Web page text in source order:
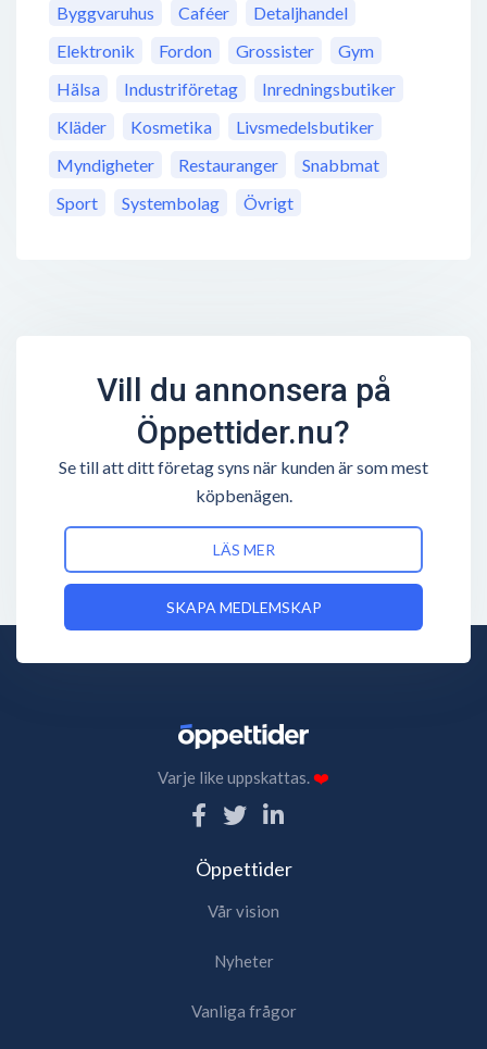
Byggvaruhus
Caféer
Detaljhandel
Elektronik
Fordon Grossister
Gym
Hälsa
Industriföretag
Inredningsbutiker
Kläder
Kosmetika
Livsmedelsbutiker
Myndigheter
Restauranger
Snabbmat
Sport
Systembolag Övrigt
Vill du annonsera på
Öppettider.nu?
Se till att ditt företag syns när kunden är som mest
köpbenägen.
LÄS MER
SKAPA MEDLEMSKAP
Varje like uppskattas.❤️
Öppettider
Vår vision
Nyheter
Vanliga frågor